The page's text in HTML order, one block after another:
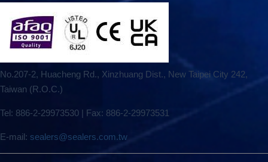
No.207-2, Huacheng Rd., Xinzhuang Dist., New Taipei City 242,
Taiwan (R.O.C.)
Tel: 886-2-29973530 | Fax: 886-2-29973531
E-mail: sealers@sealers.com.tw